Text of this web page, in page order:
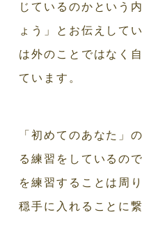
じているのかという
ょう」とお伝えして
は外のことではなく
ています。
「初めてのあなた」
る練習をしているの
を練習することは周
穏手に入れることに